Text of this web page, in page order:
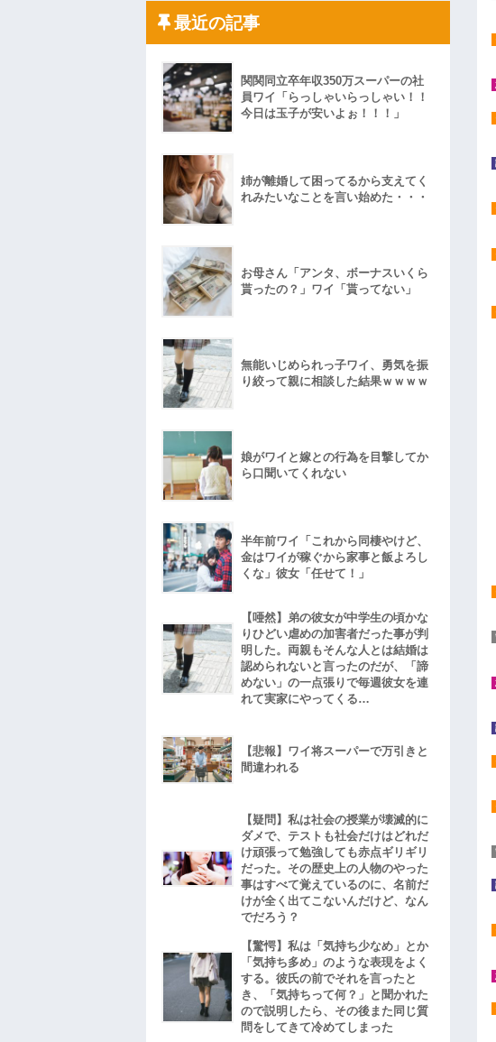
最近の記事
関関同立卒年収350万スーパーの社
員ワイ「らっしゃいらっしゃい！！
今日は玉子が安いよぉ！！！」
姉が離婚して困ってるから支えてく
れみたいなことを言い始めた・・・
お母さん「アンタ、ボーナスいくら
貰ったの？」ワイ「貰ってない」
無能いじめられっ子ワイ、勇気を振
り絞って親に相談した結果ｗｗｗｗ
娘がワイと嫁との行為を目撃してか
ら口聞いてくれない
半年前ワイ「これから同棲やけど、
金はワイが稼ぐから家事と飯よろし
くな」彼女「任せて！」
【唖然】弟の彼女が中学生の頃かな
りひどい虐めの加害者だった事が判
明した。両親もそんな人とは結婚は
認められないと言ったのだが、「諦
めない」の一点張りで毎週彼女を連
れて実家にやってくる…
【悲報】ワイ将スーパーで万引きと
間違われる
【疑問】私は社会の授業が壊滅的に
ダメで、テストも社会だけはどれだ
け頑張って勉強しても赤点ギリギリ
だった。その歴史上の人物のやった
事はすべて覚えているのに、名前だ
けが全く出てこないんだけど、なん
でだろう？
【驚愕】私は「気持ち少なめ」とか
「気持ち多め」のような表現をよく
する。彼氏の前でそれを言ったと
き、「気持ちって何？」と聞かれた
ので説明したら、その後また同じ質
問をしてきて冷めてしまった